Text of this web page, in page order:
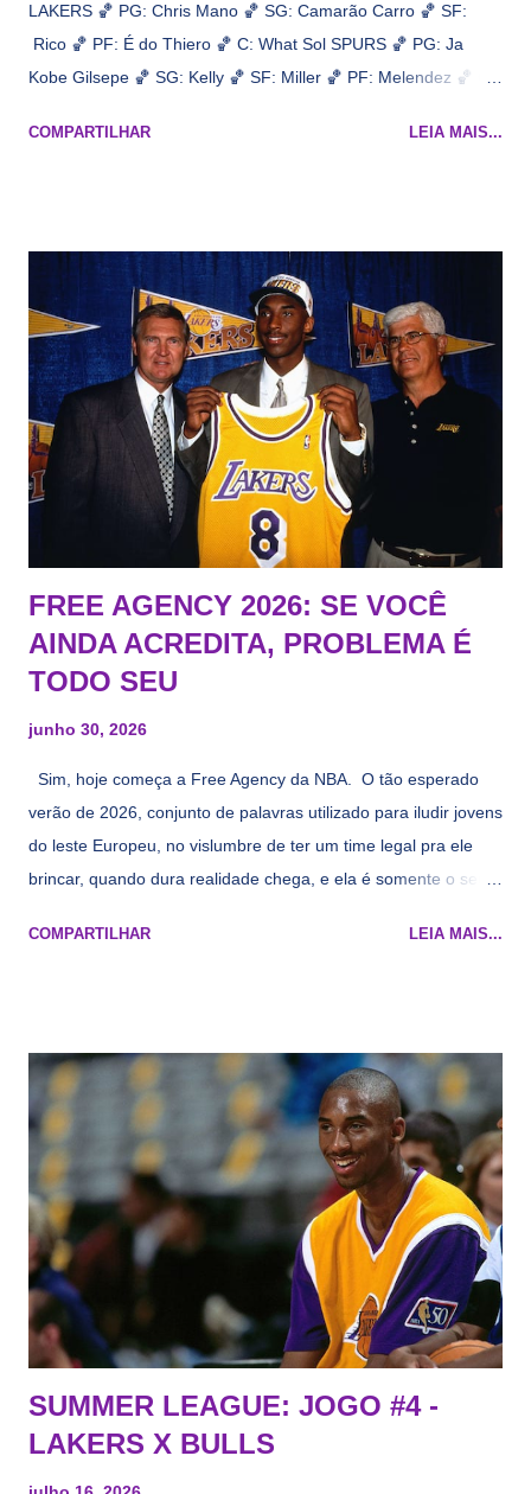
LAKERS 🏀 PG: Chris Mano 🏀 SG: Camarão Carro 🏀 SF:
Rico 🏀 PF: É do Thiero 🏀 C: What Sol SPURS 🏀 PG: Ja
Kobe Gilsepe 🏀 SG: Kelly 🏀 SF: Miller 🏀 PF: Melendez 🏀 C:
Na quadra Transmissão: NBA League Pass
COMPARTILHAR LEIA MAIS...
FREE AGENCY 2026: SE VOCÊ
AINDA ACREDITA, PROBLEMA É
TODO SEU
junho 30, 2026
Sim, hoje começa a Free Agency da NBA. O tão esperado
verão de 2026, conjunto de palavras utilizado para iludir jovens
do leste Europeu, no vislumbre de ter um time legal pra ele
brincar, quando dura realidade chega, e ela é somente o seu
cara de decrépito, mas que aparentemente ainda é jovem.
vezes a gente esquece mesmo. Então, como diria o Marcelo
Tas no Telecurso 2000 , É HORA DA REVISÃO! Ah, e quase
todos esses nomes foram linkados ao Lakers. Se de fato há o
interesse, não importa, o nosso compromisso é sempre com a
informação, a veracidade vem depois. E do Lakers hein? Até
agora nada de Ruim Hachaomuro (dizem que Nets tem
interesse) e LeBrão James - esse sendo assediado pelo
Draymond Green enquanto chora pro Cavs contrat...
COMPARTILHAR LEIA MAIS...
SUMMER LEAGUE: JOGO #4 -
LAKERS X BULLS